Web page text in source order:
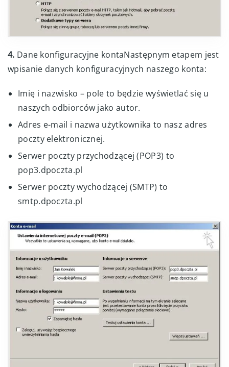
4. Dane konfiguracyjne kontaNastępnym etapem jest
wpisanie danych konfiguracyjnych naszego konta:
Imię i nazwisko – pole to będzie wyświetlać się u
naszych odbiorców jako autor.
Adres e-mail i nazwa użytkownika to nasz adres
poczty elektronicznej.
Serwer poczty przychodzącej (POP3) to
pop3.dpoczta.pl
Serwer poczty wychodzącej (SMTP) to
smtp.dpoczta.pl